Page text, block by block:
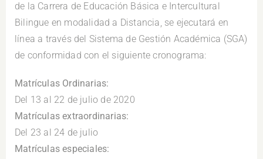
de la Carrera de Educación Básica e Intercultural
Bilingue en modalidad a Distancia, se ejecutará en
línea a través del Sistema de Gestión Académica (SGA)
de conformidad con el siguiente cronograma:
Matrículas Ordinarias:
Del 13 al 22 de julio de 2020
Matrículas extraordinarias:
Del 23 al 24 de julio
Matrículas especiales: